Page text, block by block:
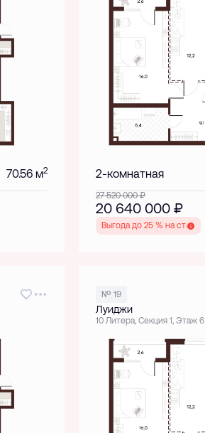
70.56 м2 2-комнатная
27 520 000₽
20 640 000 ₽
Выгода до 25 % на старте
№ 19
Луиджи
10 Литера, Секция 1, Этаж 6